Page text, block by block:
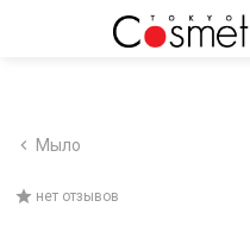
Мыло
нет отзывов